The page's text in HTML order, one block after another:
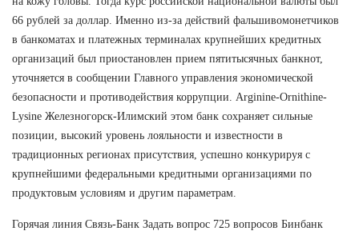
66 рублей за доллар. Именно из-за действий фальшивомонетчиков
в банкоматах и платежных терминалах крупнейших кредитных
организаций был приостановлен прием пятитысячных банкнот,
уточняется в сообщении Главного управления экономической
безопасности и противодействия коррупции. Arginine-Ornithine-
Lysine Железногорск-Илимский этом банк сохраняет сильные
позиции, высокий уровень лояльности и известности в
традиционных регионах присутствия, успешно конкурируя с
крупнейшими федеральными кредитными организациями по
продуктовым условиям и другим параметрам.
Горячая линия Связь-Банк Задать вопрос 725 вопросов Бинбанк